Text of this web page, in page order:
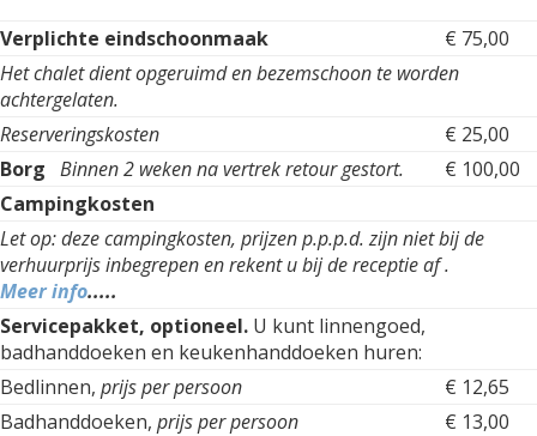
Verplichte eindschoonmaak
€ 75,00
Het chalet dient opgeruimd en bezemschoon te worden
achtergelaten.
Reserveringskosten
€ 25,00
Borg Binnen 2 weken na vertrek retour gestort.
€ 100,00
Campingkosten
Let op: deze campingkosten, prijzen p.p.p.d. zijn niet bij de
verhuurprijs inbegrepen en rekent u bij de receptie af .
Meer info.....
Servicepakket, optioneel. U kunt linnengoed,
badhanddoeken en keukenhanddoeken huren:
Bedlinnen, prijs per persoon
€ 12,65
Badhanddoeken, prijs per persoon
€ 13,00